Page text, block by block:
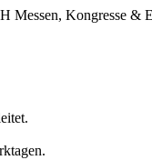
Messen, Kongresse